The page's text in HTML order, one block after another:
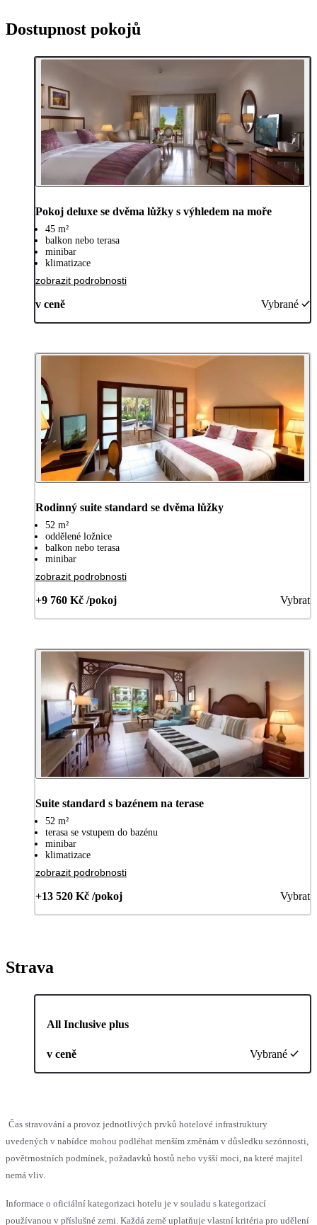
Dostupnost pokojů
Pokoj deluxe se dvěma lůžky s výhledem na moře
45 m²
balkon nebo terasa
minibar
klimatizace
zobrazit podrobnosti
v ceně Vybrané
Rodinný suite standard se dvěma lůžky
52 m²
oddělené ložnice
balkon nebo terasa
minibar
zobrazit podrobnosti
+9 760 Kč /pokoj Vybrat
Suite standard s bazénem na terase
52 m²
terasa se vstupem do bazénu
minibar
klimatizace
zobrazit podrobnosti
+13 520 Kč /pokoj Vybrat
Strava
All Inclusive plus
v ceně Vybrané
Čas stravování a provoz jednotlivých prvků hotelové infrastruktury
uvedených v nabídce mohou podléhat menším změnám v důsledku sezónnosti,
povětrnostních podmínek, požadavků hostů nebo vyšší moci, na které majitel
nemá vliv.
Informace o oficiální kategorizaci hotelu je v souladu s kategorizací
používanou v příslušné zemi. Každá země uplatňuje vlastní kritéria pro udělení